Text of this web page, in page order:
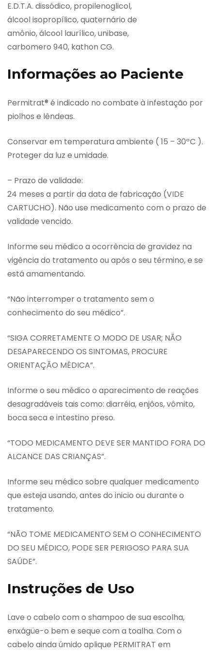
E.D.T.A. dissódico, propilenoglicol,
álcool isopropílico, quaternário de
amônio, álcool laurílico, unibase,
carbomero 940, kathon CG.
Informações ao Paciente
Permitrat® é indicado no combate à infestação por
piolhos e lêndeas.
Conservar em temperatura ambiente ( 15 – 30ºC ).
Proteger da luz e umidade.
– Prazo de validade:
24 meses a partir da data de fabricação (VIDE
CARTUCHO). Não use medicamento com o prazo de
validade vencido.
Informe seu médico a ocorrência de gravidez na
vigência do tratamento ou após o seu término, e se
está amamentando.
“Não interromper o tratamento sem o
conhecimento do seu médico”.
“SIGA CORRETAMENTE O MODO DE USAR; NÃO
DESAPARECENDO OS SINTOMAS, PROCURE
ORIENTAÇÃO MÉDICA”.
Informe o seu médico o aparecimento de reações
desagradáveis tais como: diarréia, enjôos, vômito,
boca seca e intestino preso.
“TODO MEDICAMENTO DEVE SER MANTIDO FORA DO
ALCANCE DAS CRIANÇAS”.
Informe seu médico sobre qualquer medicamento
que esteja usando, antes do inicio ou durante o
tratamento.
“NÃO TOME MEDICAMENTO SEM O CONHECIMENTO
DO SEU MÉDICO, PODE SER PERIGOSO PARA SUA
SAÚDE”.
Instruções de Uso
Lave o cabelo com o shampoo de sua escolha,
enxágüe-o bem e seque com a toalha. Com o
cabelo ainda úmido aplique PERMITRAT em